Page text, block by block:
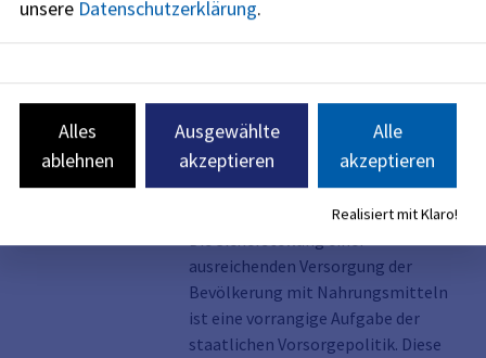
Ansteckungsstoffen sein können,
einführen oder durch Deutschland
Serviceleistung
Ernährungsnotfallvorsorge;
Die Sicherstellung einer
ausreichenden Versorgung der
Bevölkerung mit Nahrungsmitteln
ist eine vorrangige Aufgabe der
staatlichen Vorsorgepolitik. Diese
unsere Datenschutzerklärung.
Alles
ablehnen
Ausgewählte
akzeptieren
Alle
akzeptieren
Realisiert mit Klaro!